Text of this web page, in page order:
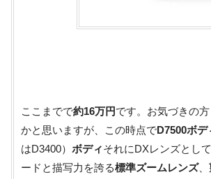
ここまでで約16万円です。お気づきの
かと思いますが、この時点でD7500ボデ
はD3400） ボディそれにDXレンズとし
ードと描写力を誇る標準ズームレンズ、